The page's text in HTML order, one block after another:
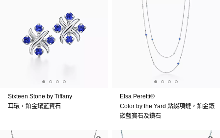
Sixteen Stone by Tiffany
耳環，鉑金鑲藍寶石
Elsa Peretti®
Color by the Yard 點綴項鏈，鉑金鑲
嵌藍寶石及鑽石